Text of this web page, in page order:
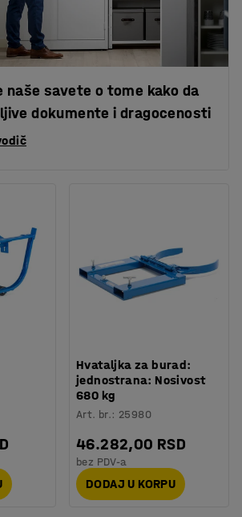
savete o tome kako da
dokumente i dragocenosti
Hvataljka za burad:
jednostrana: Nosivost
680 kg
Art. br.: 25980
46.282,00 RSD
bez PDV-a
DODAJ U KORPU